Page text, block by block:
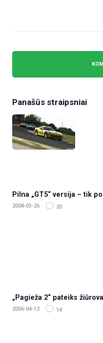
Panašūs straipsniai
Pilna „GT5“ versija – tik
2008-03-26 20
„Pagieža 2“ pateiks
2006-04-12 14